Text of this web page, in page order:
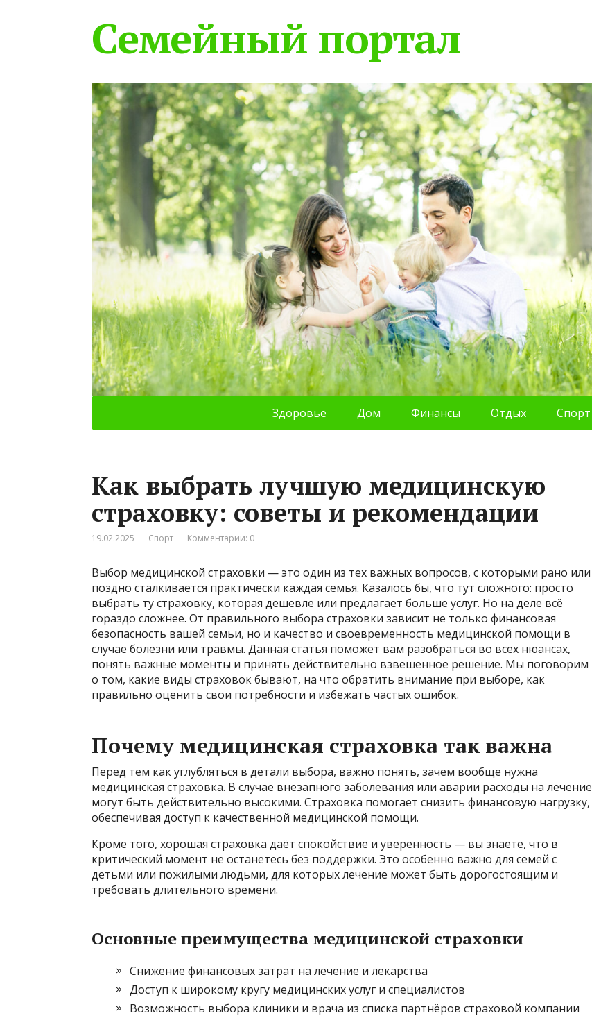
Семейный портал
Здоровье Дом Финансы Отдых Спорт
Как выбрать лучшую медицинскую
страховку: советы и рекомендации
19.02.2025 Спорт Комментарии: 0
Выбор медицинской страховки — это один из тех важных вопросов, с которыми рано или
поздно сталкивается практически каждая семья. Казалось бы, что тут сложного: просто
выбрать ту страховку, которая дешевле или предлагает больше услуг. Но на деле всё
гораздо сложнее. От правильного выбора страховки зависит не только финансовая
безопасность вашей семьи, но и качество и своевременность медицинской помощи в
случае болезни или травмы. Данная статья поможет вам разобраться во всех нюансах,
понять важные моменты и принять действительно взвешенное решение. Мы поговорим
о том, какие виды страховок бывают, на что обратить внимание при выборе, как
правильно оценить свои потребности и избежать частых ошибок.
Почему медицинская страховка так важна
Перед тем как углубляться в детали выбора, важно понять, зачем вообще нужна
медицинская страховка. В случае внезапного заболевания или аварии расходы на лечение
могут быть действительно высокими. Страховка помогает снизить финансовую нагрузку,
обеспечивая доступ к качественной медицинской помощи.
Кроме того, хорошая страховка даёт спокойствие и уверенность — вы знаете, что в
критический момент не останетесь без поддержки. Это особенно важно для семей с
детьми или пожилыми людьми, для которых лечение может быть дорогостоящим и
требовать длительного времени.
Основные преимущества медицинской страховки
Снижение финансовых затрат на лечение и лекарства
Доступ к широкому кругу медицинских услуг и специалистов
Возможность выбора клиники и врача из списка партнёров страховой компании